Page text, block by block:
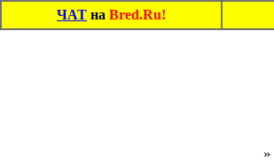
ЧАТ на Bred.Ru!
»